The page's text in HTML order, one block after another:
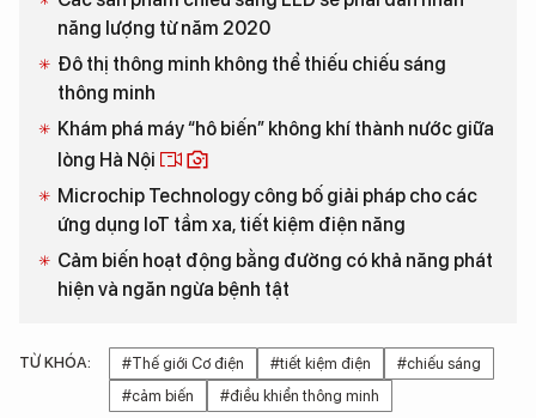
năng lượng từ năm 2020
Đô thị thông minh không thể thiếu chiếu sáng
thông minh
Khám phá máy “hô biến” không khí thành nước giữa
lòng Hà Nội
Microchip Technology công bố giải pháp cho các
ứng dụng IoT tầm xa, tiết kiệm điện năng
Cảm biến hoạt động bằng đường có khả năng phát
hiện và ngăn ngừa bệnh tật
TỪ KHÓA: #Thế giới Cơ điện #tiết kiệm điện
#chiếu sáng
#cảm biến
#điều khiển thông minh